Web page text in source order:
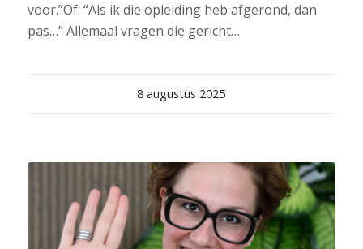
voor.”Of: “Als ik die opleiding heb afgerond, dan
pas…” Allemaal vragen die gericht…
8 augustus 2025